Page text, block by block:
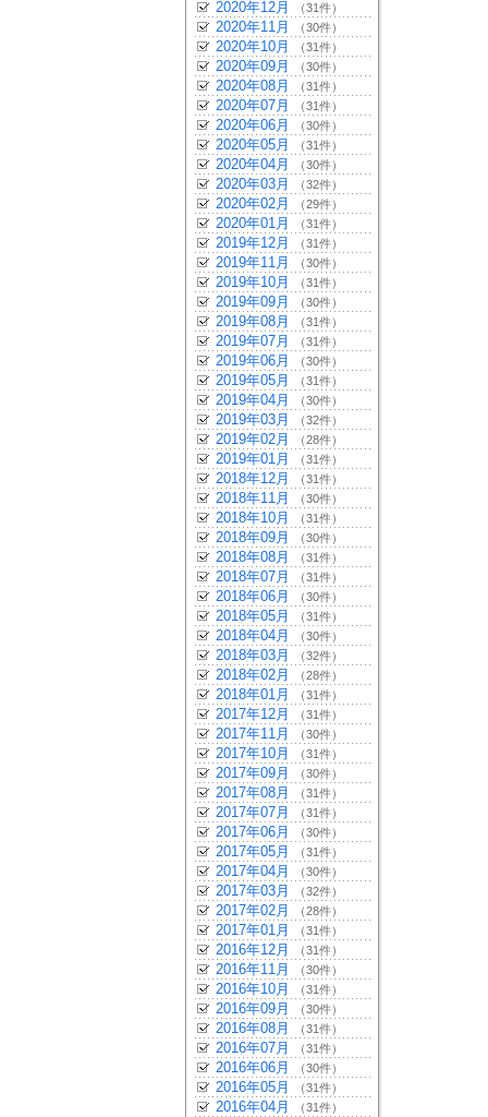
2020年12月 （31件）
2020年11月 （30件）
2020年10月 （31件）
2020年09月 （30件）
2020年08月 （31件）
2020年07月 （31件）
2020年06月 （30件）
2020年05月 （31件）
2020年04月 （30件）
2020年03月 （32件）
2020年02月 （29件）
2020年01月 （31件）
2019年12月 （31件）
2019年11月 （30件）
2019年10月 （31件）
2019年09月 （30件）
2019年08月 （31件）
2019年07月 （31件）
2019年06月 （30件）
2019年05月 （31件）
2019年04月 （30件）
2019年03月 （32件）
2019年02月 （28件）
2019年01月 （31件）
2018年12月 （31件）
2018年11月 （30件）
2018年10月 （31件）
2018年09月 （30件）
2018年08月 （31件）
2018年07月 （31件）
2018年06月 （30件）
2018年05月 （31件）
2018年04月 （30件）
2018年03月 （32件）
2018年02月 （28件）
2018年01月 （31件）
2017年12月 （31件）
2017年11月 （30件）
2017年10月 （31件）
2017年09月 （30件）
2017年08月 （31件）
2017年07月 （31件）
2017年06月 （30件）
2017年05月 （31件）
2017年04月 （30件）
2017年03月 （32件）
2017年02月 （28件）
2017年01月 （31件）
2016年12月 （31件）
2016年11月 （30件）
2016年10月 （31件）
2016年09月 （30件）
2016年08月 （31件）
2016年07月 （31件）
2016年06月 （30件）
2016年05月 （31件）
2016年04月 （31件）